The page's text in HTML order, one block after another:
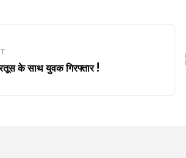
के साथ युवक गिरफ्तार !